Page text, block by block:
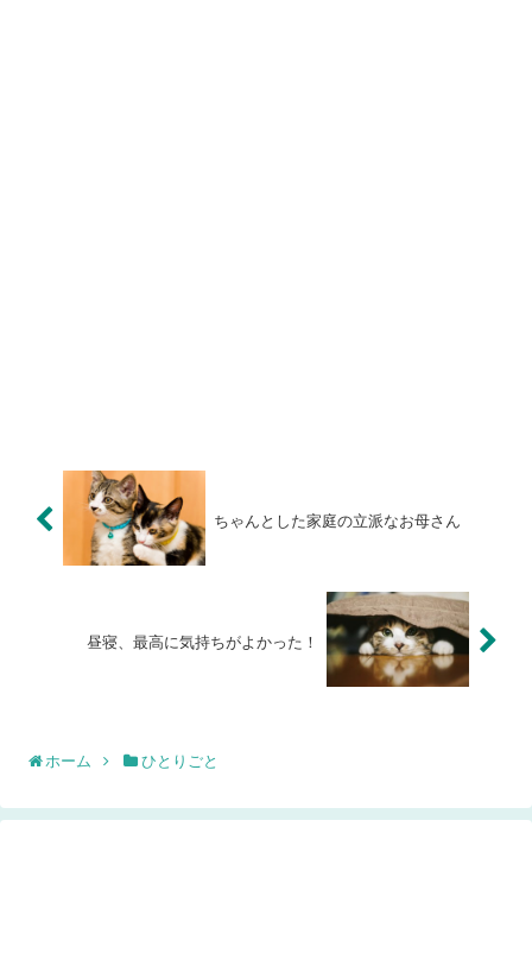
ちゃんとした家庭の立派なお母さん
昼寝、最高に気持ちがよかった！
ホーム ひとりごと